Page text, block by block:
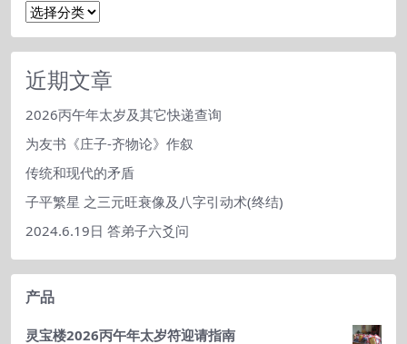
文
分
类
近期文章
2026丙午年太岁及其它快递查询
为友书《庄子-齐物论》作叙
传统和现代的矛盾
子平繁星 之三元旺衰像及八字引动术(终结)
2024.6.19日 答弟子六爻问
产品
灵宝楼2026丙午年太岁符迎请指南